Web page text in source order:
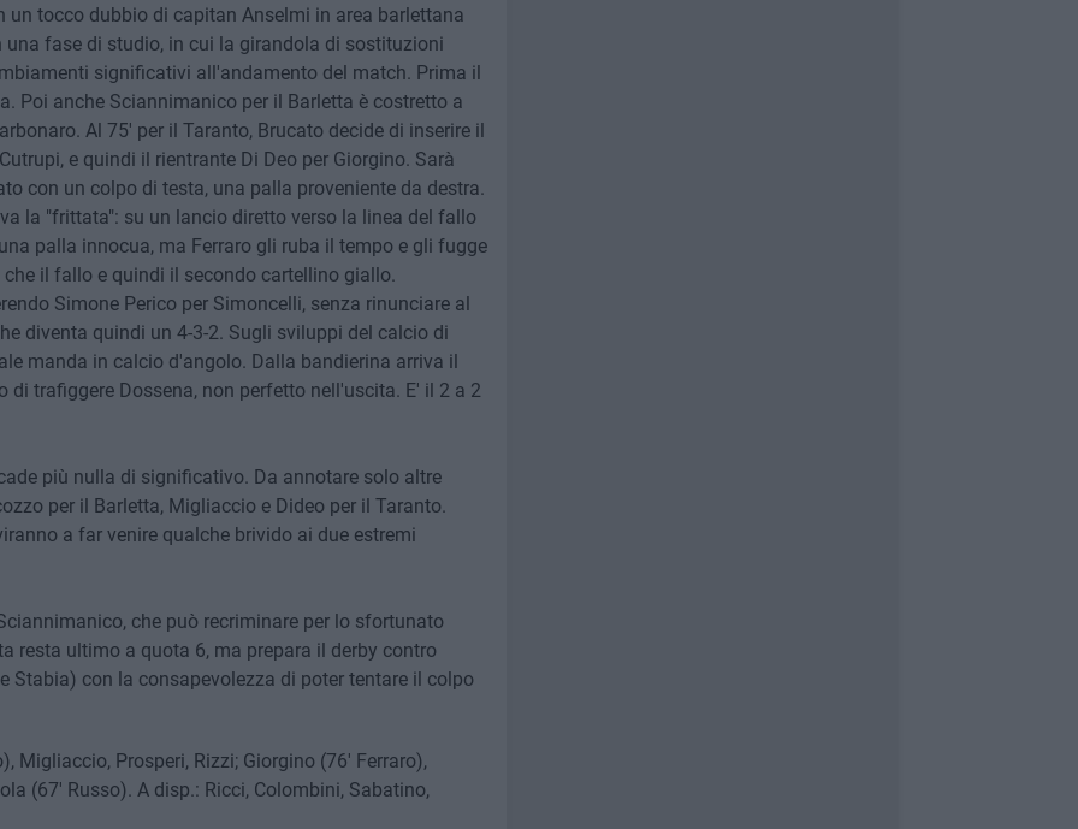
tocco dubbio di capitan Anselmi in area barlettana
fase di studio, in cui la girandola di sostituzioni
significativi all'andamento del match. Prima il
Poi anche Sciannimanico per il Barletta è costretto a
Al 75' per il Taranto, Brucato decide di inserire il
e quindi il rientrante Di Deo per Giorgino. Sarà
con un colpo di testa, una palla proveniente da destra.
la "frittata": su un lancio diretto verso la linea del fallo
palla innocua, ma Ferraro gli ruba il tempo e gli fugge
il fallo e quindi il secondo cartellino giallo.
Simone Perico per Simoncelli, senza rinunciare al
diventa quindi un 4-3-2. Sugli sviluppi del calcio di
manda in calcio d'angolo. Dalla bandierina arriva il
di trafiggere Dossena, non perfetto nell'uscita. E' il 2 a 2
più nulla di significativo. Da annotare solo altre
per il Barletta, Migliaccio e Dideo per il Taranto.
a far venire qualche brivido ai due estremi
che può recriminare per lo sfortunato
resta ultimo a quota 6, ma prepara il derby contro
Stabia) con la consapevolezza di poter tentare il colpo
Migliaccio, Prosperi, Rizzi; Giorgino (76' Ferraro),
(67' Russo). A disp.: Ricci, Colombini, Sabatino,